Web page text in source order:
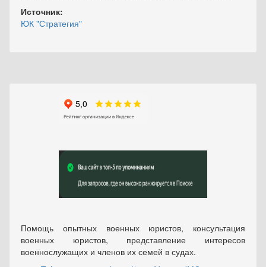
Источник:
ЮК "Стратегия"
Помощь опытных военных юристов, консультация
военных юристов, представление интересов
военнослужащих и членов их семей в судах.